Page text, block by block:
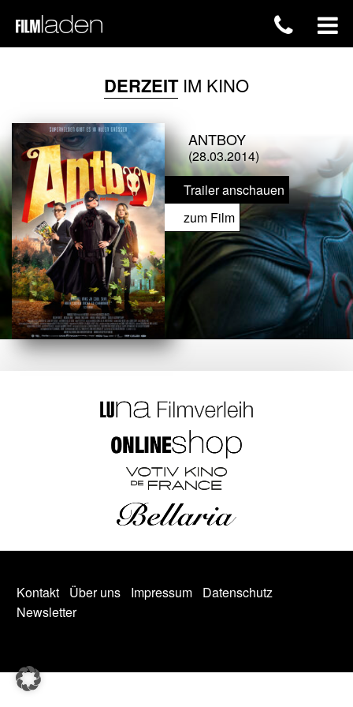
DERZEITIM KINO
ANTBOY
(28.03.2014)
Trailer anschauen
zum Film
Kontakt Über uns Impressum
Datenschutz
Newsletter